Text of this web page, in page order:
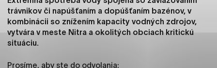
trávnikov či napúšťaním a dopúšťaním bazénov, v
kombinácii so znížením kapacity vodných zdrojov,
vytvára v meste Nitra a okolitých obciach kritickú
situáciu.
Prosíme, aby ste do odvolania:
ako je navigácia na stránke a prístup k
zabezpečeným oblastiam webovej stránky. Bez
týchto súborov cookie nemôže web správne
fungovať.
Analytické cookies